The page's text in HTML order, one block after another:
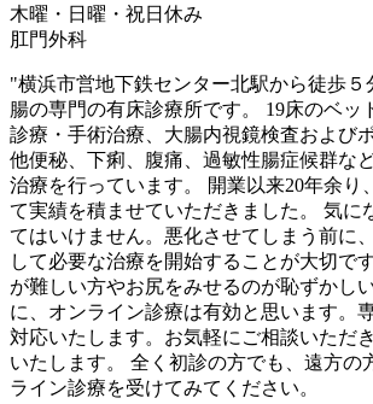
木曜・日曜・祝日 休み
肛門外科
"横浜市営地下鉄センター北駅から徒歩５
腸の専門の有床診療所です。 19床のベッ
診療・手術治療、大腸内視鏡検査および
他便秘、下痢、腹痛、過敏性腸症候群な
治療を行っています。 開業以来20年余り
て実績を積ませていただきました。 気に
てはいけません。悪化させてしまう前に
して必要な治療を開始することが大切で
が難しい方やお尻をみせるのが恥ずかし
に、オンライン診療は有効と思います。
対応いたします。お気軽にご相談いただ
いたします。 全く初診の方でも、遠方の
ライン診療を受けてみてください。